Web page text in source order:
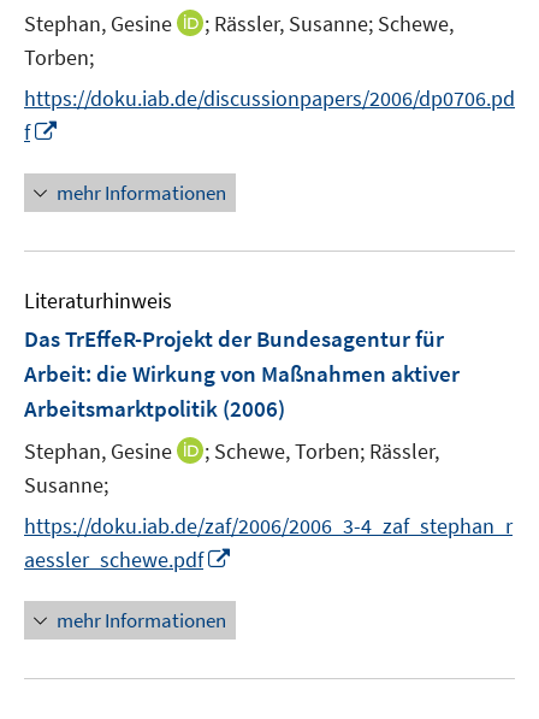
r
f
e
n
ö
n
Stephan, Gesine
I
e
e
m
e
t
e
r
f
n
e
n
; Rässler, Susanne; Schewe,
Torben;
https://doku.iab.de/discussionpapers/2006/dp0706.pd
f
n
e
u
m
F
n
s
t
e
ö
f
n
e
n
mehr Informationen
Literaturhinweis
Das TrEffeR-Projekt der Bundesagentur für
Arbeit: die Wirkung von Maßnahmen aktiver
Arbeitsmarktpolitik (2006)
Stephan, Gesine
I
e
u
e
m
e
; Schewe, Torben; Rässler,
Susanne;
https://doku.iab.de/zaf/2006/2006_3-4_zaf_stephan_r
aessler_schewe.pdf
e
u
mehr Informationen